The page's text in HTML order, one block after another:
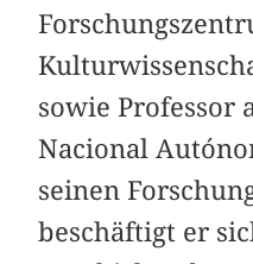
sowie Professor
Nacional
seinen
beschäftigt er